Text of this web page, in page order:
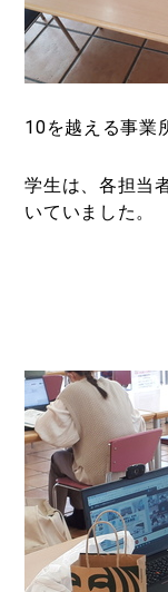
10を越える事業
学生は、各担当
いていました。